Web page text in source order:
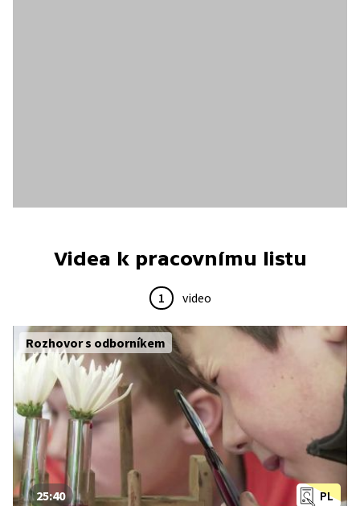
Videa k pracovnímu listu
1 video
Rozhovor s odborníkem
PL
25:40